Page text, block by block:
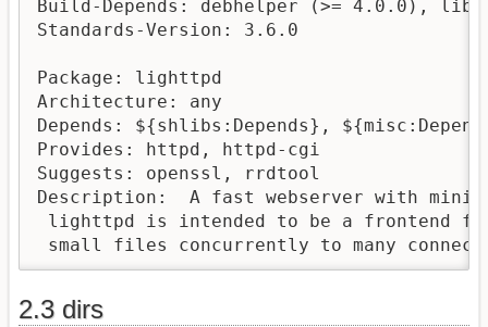
Build-Depends: debhelper (>= 4.0.0),
Standards-Version: 3.6.0
Package: lighttpd
Architecture: any
Depends: ${shlibs:Depends},
Provides: httpd, httpd-cgi
Suggests: openssl, rrdtool
Description:  A fast webserver with
lighttpd is intended to be a frontend
small files concurrently to many
2.3 dirs